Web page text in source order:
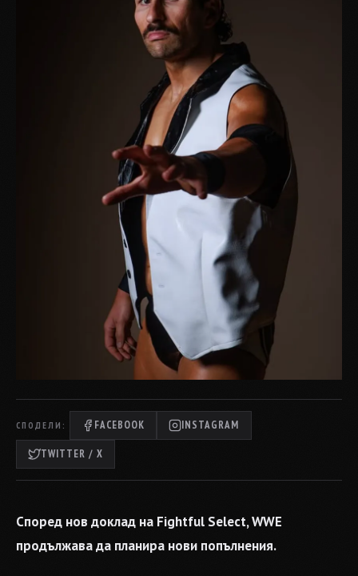
СПОДЕЛИ: FACEBOOK INSTAGRAM
TWITTER / X
Според нов доклад на Fightful Select, WWE
продължава да планира нови попълнения.